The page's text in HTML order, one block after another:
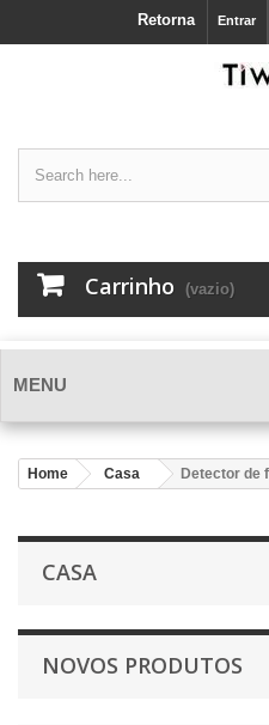
Entrar
Retorna
Carrinho (vazio)
MENU
Home Casa Detector de
CASA
NOVOS PRODUTOS